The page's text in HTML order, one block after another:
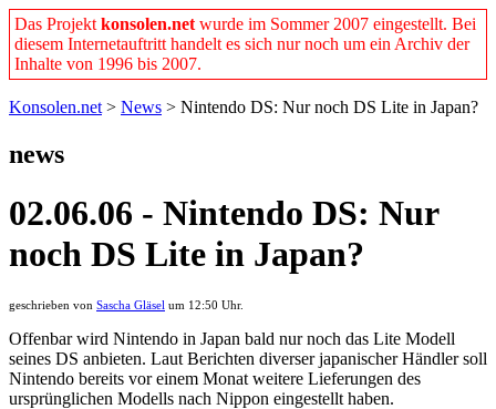
Das Projekt konsolen.net wurde im Sommer 2007 eingestellt. Bei
diesem Internetauftritt handelt es sich nur noch um ein Archiv der
Inhalte von 1996 bis 2007.
Konsolen.net > News > Nintendo DS: Nur noch DS Lite in Japan?
news
02.06.06 - Nintendo DS: Nur
noch DS Lite in Japan?
geschrieben von Sascha Gläsel um 12:50 Uhr.
Offenbar wird Nintendo in Japan bald nur noch das Lite Modell
seines DS anbieten. Laut Berichten diverser japanischer Händler soll
Nintendo bereits vor einem Monat weitere Lieferungen des
ursprünglichen Modells nach Nippon eingestellt haben.